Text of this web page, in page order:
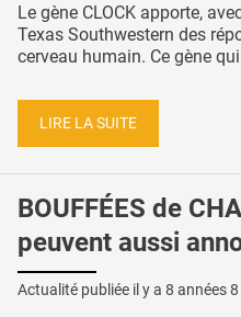
Le gène CLOCK apporte,
Texas Southwestern des
cerveau humain. Ce gène
LIRE LA SUITE
BOUFFÉES de
peuvent aussi
Actualité publiée il y a 8 années